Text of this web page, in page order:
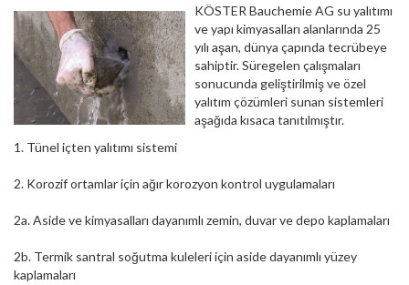
KÖSTER Bauchemie AG su yalıtımı
ve yapı kimyasalları alanlarında 25
yılı aşan, dünya çapında tecrübeye
sahiptir. Süregelen çalışmaları
sonucunda geliştirilmiş ve özel
yalıtım çözümleri sunan sistemleri
aşağıda kısaca tanıtılmıştır.
1. Tünel içten yalıtımı sistemi
2. Korozif ortamlar için ağır korozyon kontrol uygulamaları
2a. Aside ve kimyasalları dayanımlı zemin, duvar ve depo kaplamaları
2b. Termik santral soğutma kuleleri için aside dayanımlı yüzey
kaplamaları